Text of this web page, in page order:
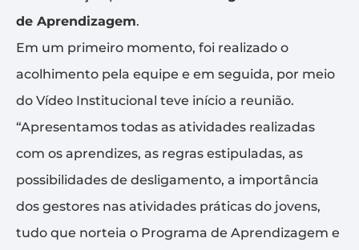
de Aprendizagem.
Em um primeiro momento, foi realizado o
acolhimento pela equipe e em seguida, por meio
do Vídeo Institucional teve início a reunião.
“Apresentamos todas as atividades realizadas
com os aprendizes, as regras estipuladas, as
possibilidades de desligamento, a importância
dos gestores nas atividades práticas do jovens,
tudo que norteia o Programa de Aprendizagem e